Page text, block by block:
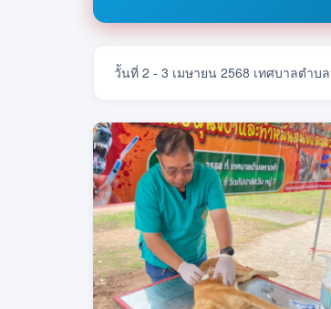
วัันที่ 2 - 3 เมษายน 2568 เทศบาลตำ